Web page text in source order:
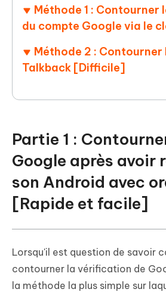
Méthode 1 :
du compte Google via le
Méthode 2 : Contourner
Talkback [Difficile]
Partie 1 :
Google après avoir
son Android avec
[Rapide et facile]
Lorsqu'il est question de savoir
contourner la vérification de
la méthode la plus simple sur